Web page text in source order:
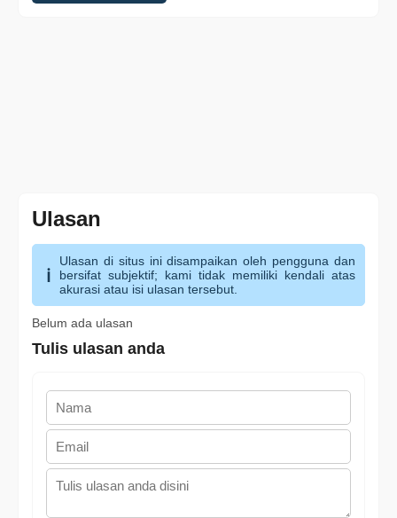
Ulasan
Ulasan di situs ini disampaikan oleh pengguna dan
bersifat subjektif; kami tidak memiliki kendali atas
akurasi atau isi ulasan tersebut.
Belum ada ulasan
Tulis ulasan anda